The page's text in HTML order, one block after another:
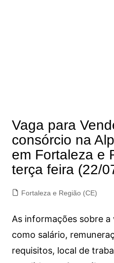
Vaga para
consórcio na
em Fortaleza e
terça feira (22/
Fortaleza e Região (CE)
As informações sobre a
como salário,
requisitos, local de